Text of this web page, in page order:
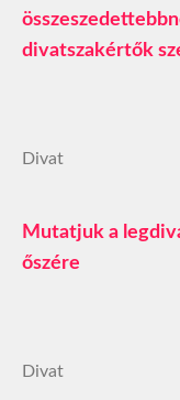
divatszakértők
Divat
Mutatjuk a
őszére
Divat